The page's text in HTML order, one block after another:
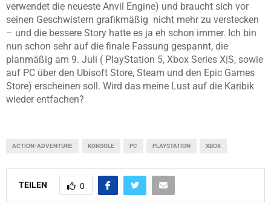
verwendet die neueste Anvil Engine) und braucht sich vor
seinen Geschwistern grafikmäßig nicht mehr zu verstecken
– und die bessere Story hatte es ja eh schon immer. Ich bin
nun schon sehr auf die finale Fassung gespannt, die
planmäßig am 9. Juli ( PlayStation 5, Xbox Series X|S, sowie
auf PC über den Ubisoft Store, Steam und den Epic Games
Store) erscheinen soll. Wird das meine Lust auf die Karibik
wieder entfachen?
ACTION-ADVENTURE KONSOLE PC PLAYSTATION XBOX
TEILEN 0